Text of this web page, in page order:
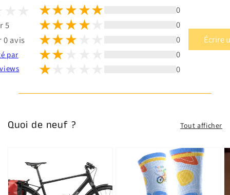
5
0 avis
par
0
0
0
0
0
Écrire
Quoi de neuf ? Tout afficher